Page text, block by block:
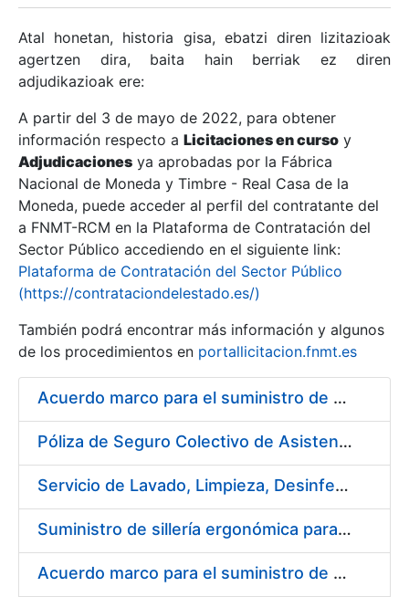
Erakutsi/Ezkutatu
Erakutsi/Ezkutatu
Erakutsi/Ezkutatu
Erakutsi/Ezkutatu
Erakutsi/Ezkutatu
Atal honetan, historia gisa, ebatzi diren lizitazioak
agertzen dira, baita hain berriak ez diren
adjudikazioak ere:
A partir del 3 de mayo de 2022, para obtener
información respecto a Licitaciones en curso y
Adjudicaciones ya aprobadas por la Fábrica
Nacional de Moneda y Timbre - Real Casa de la
Moneda, puede acceder al perfil del contratante del
a FNMT-RCM en la Plataforma de Contratación del
Sector Público accediendo en el siguiente link:
Plataforma de Contratación del Sector Público
(https://contrataciondelestado.es/)
También podrá encontrar más información y algunos
de los procedimientos en portallicitacion.fnmt.es
Acuerdo marco para el suministro de material de droguería y limpieza a la FNMT-RCM
Póliza de Seguro Colectivo de Asistencia Sanitaria
Servicio de Lavado, Limpieza, Desinfección y Descontaminación de la ropa de trabajo del personal de la FNMT-RCM de Madrid
Suministro de sillería ergonómica para la FNMT-RCM
Acuerdo marco para el suministro de material de fontanería y aire acondicionado